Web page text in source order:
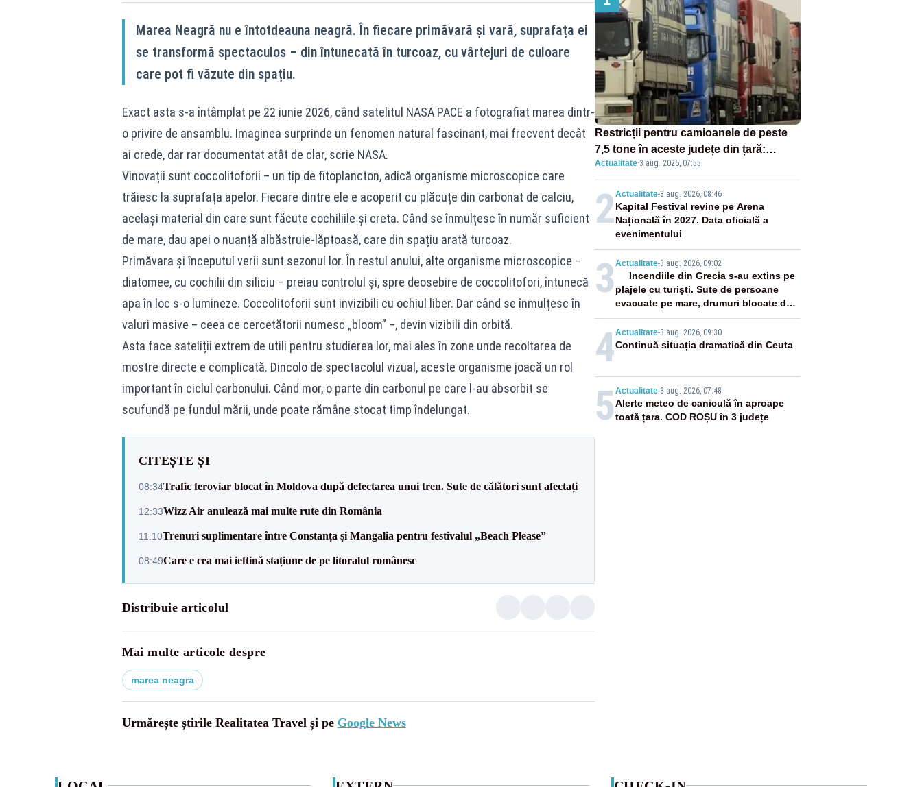
Marea Neagră nu e întotdeauna neagră. În fiecare primăvară și vară, suprafața ei
se transformă spectaculos – din întunecată în turcoaz, cu vârtejuri de culoare
care pot fi văzute din spațiu.
Exact asta s-a întâmplat pe 22 iunie 2026, când satelitul NASA PACE a fotografiat marea dintr-
o privire de ansamblu. Imaginea surprinde un fenomen natural fascinant, mai frecvent decât
ai crede, dar rar documentat atât de clar, scrie NASA.
Vinovații sunt coccolitoforii – un tip de fitoplancton, adică organisme microscopice care
trăiesc la suprafața apelor. Fiecare dintre ele e acoperit cu plăcuțe din carbonat de calciu,
același material din care sunt făcute cochiliile și creta. Când se înmulțesc în număr suficient
de mare, dau apei o nuanță albăstruie-lăptoasă, care din spațiu arată turcoaz.
Primăvara și începutul verii sunt sezonul lor. În restul anului, alte organisme microscopice –
diatomee, cu cochilii din siliciu – preiau controlul și, spre deosebire de coccolitofori, întunecă
apa în loc s-o lumineze. Coccolitoforii sunt invizibili cu ochiul liber. Dar când se înmulțesc în
valuri masive – ceea ce cercetătorii numesc „bloom” –, devin vizibili din orbită.
Asta face sateliții extrem de utili pentru studierea lor, mai ales în zone unde recoltarea de
mostre directe e complicată. Dincolo de spectacolul vizual, aceste organisme joacă un rol
important în ciclul carbonului. Când mor, o parte din carbonul pe care l-au absorbit se
scufundă pe fundul mării, unde poate rămâne stocat timp îndelungat.
CITEȘTE ȘI
08:34Trafic feroviar blocat în Moldova după defectarea unui tren. Sute de călători sunt afectați
12:33Wizz Air anulează mai multe rute din România
11:10Trenuri suplimentare între Constanța și Mangalia pentru festivalul „Beach Please”
08:49Care e cea mai ieftină stațiune de pe litoralul românesc
Distribuie articolul
Mai multe articole despre
marea neagra
Urmărește știrile Realitatea Travel și pe Google News
Restricții pentru camioanele de peste
7,5 tone în aceste județe din țară:
circulația este interzisă luni, între orele
12:00 și 20:00
Actualitate·3 aug. 2026, 07:55
2Actualitate-3 aug. 2026, 08:46
Kapital Festival revine pe Arena
Națională în 2027. Data oficială a
evenimentului
3 Actualitate-3 aug. 2026, 09:02
Incendiile din Grecia s-au extins pe
plajele cu turiști. Sute de persoane
evacuate pe mare, drumuri blocate de
flăcări
4Actualitate-3 aug. 2026, 09:30
Continuă situația dramatică din Ceuta
5 Actualitate-3 aug. 2026, 07:48
Alerte meteo de caniculă în aproape
toată țara. COD ROȘU în 3 județe